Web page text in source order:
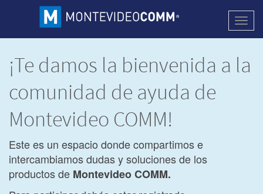
¡Te damos la bienvenida a la
comunidad de ayuda de
Montevideo COMM!
Este es un espacio donde compartimos e
intercambiamos dudas y soluciones de los
productos de Montevideo COMM.